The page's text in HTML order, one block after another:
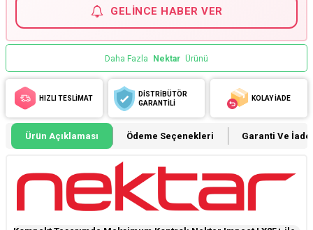
GELINCE HABER VER
Daha Fazla Nektar Ürünü
HIZLI TESLİMAT
DİSTRİBÜTÖR
GARANTİLİ
KOLAY İADE
Ürün Açıklaması Ödeme Seçenekleri Garanti Ve İade